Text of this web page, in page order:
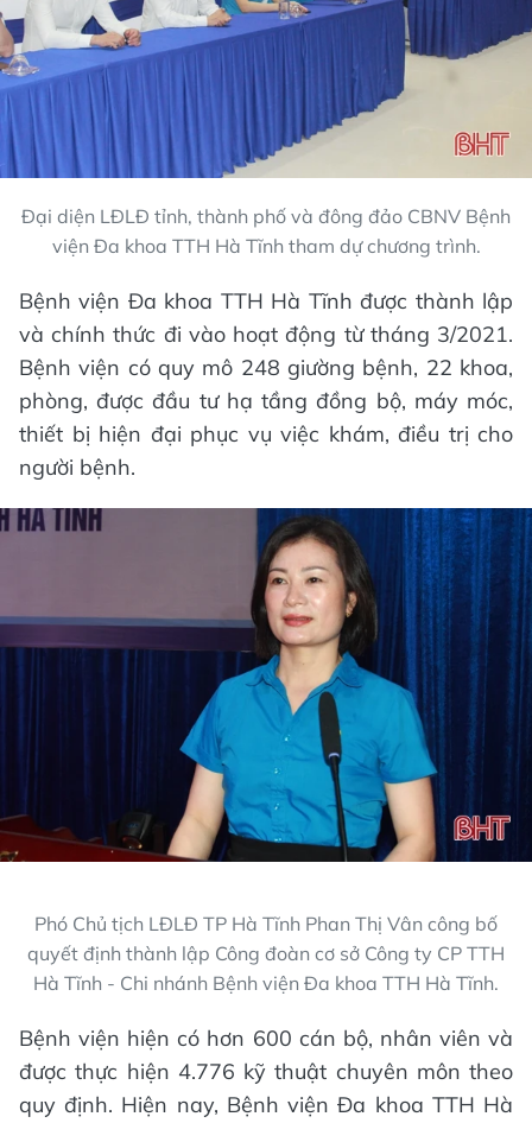
Đại diện LĐLĐ tỉnh, thành phố và đông đảo CBNV Bệnh
viện Đa khoa TTH Hà Tĩnh tham dự chương trình.
Bệnh viện Đa khoa TTH Hà Tĩnh được thành lập
và chính thức đi vào hoạt động từ tháng 3/2021.
Bệnh viện có quy mô 248 giường bệnh, 22 khoa,
phòng, được đầu tư hạ tầng đồng bộ, máy móc,
thiết bị hiện đại phục vụ việc khám, điều trị cho
người bệnh.
Phó Chủ tịch LĐLĐ TP Hà Tĩnh Phan Thị Vân công bố
quyết định thành lập Công đoàn cơ sở Công ty CP TTH
Hà Tĩnh - Chi nhánh Bệnh viện Đa khoa TTH Hà Tĩnh.
Bệnh viện hiện có hơn 600 cán bộ, nhân viên và
được thực hiện 4.776 kỹ thuật chuyên môn theo
quy định. Hiện nay, Bệnh viện Đa khoa TTH Hà